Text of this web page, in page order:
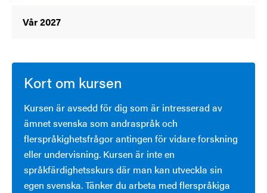
Vår 2027
Kort om kursen
Kursen är avsedd för dig som är intresserad av
ämnet svenska som andraspråk och
flerspråkighetsfrågor antingen för vidare forskning
eller undervisning. Kursen är inte en
språkfärdighetsskurs där man kan utveckla sin
egen svenska. Tänker du arbeta med flerspråkiga